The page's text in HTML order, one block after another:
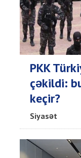
PKK
çəkildi:
keçir?
Siyasət